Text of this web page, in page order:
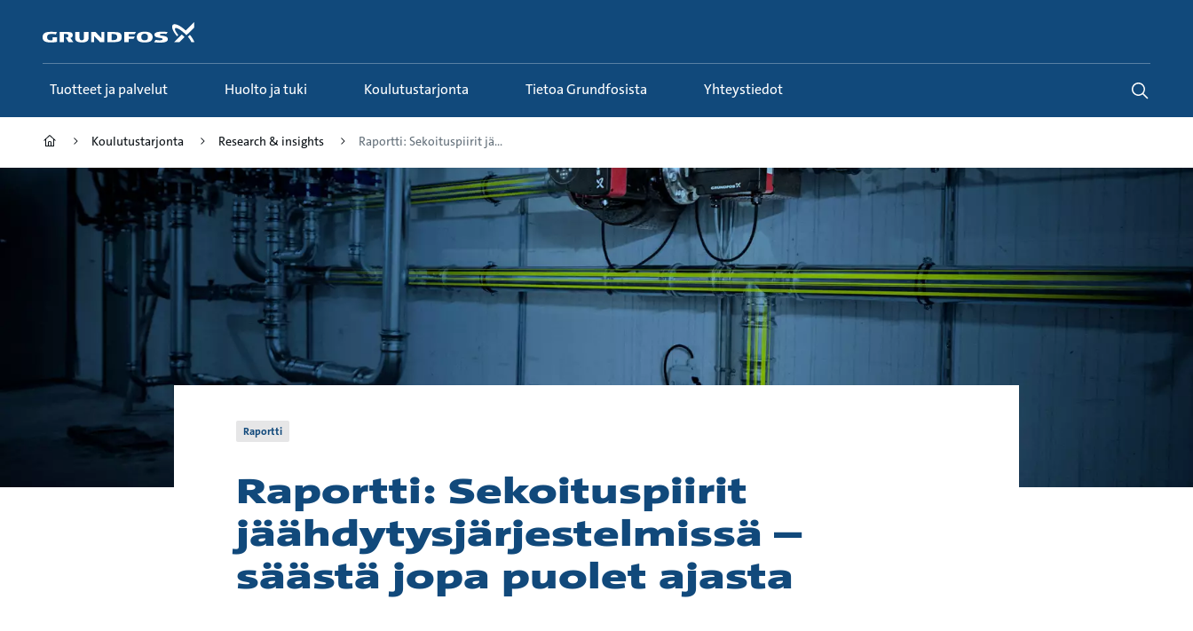
pääsisältöön
Tuotteet ja palvelut Huolto ja tuki Koulutustarjonta Tietoa Grundfosista Yhteystiedot
Koulutustarjonta Research & insights Raportti: Sekoituspiirit jä...
Raportti
Raportti: Sekoituspiirit
jäähdytysjärjestelmissä –
säästä jopa puolet ajasta